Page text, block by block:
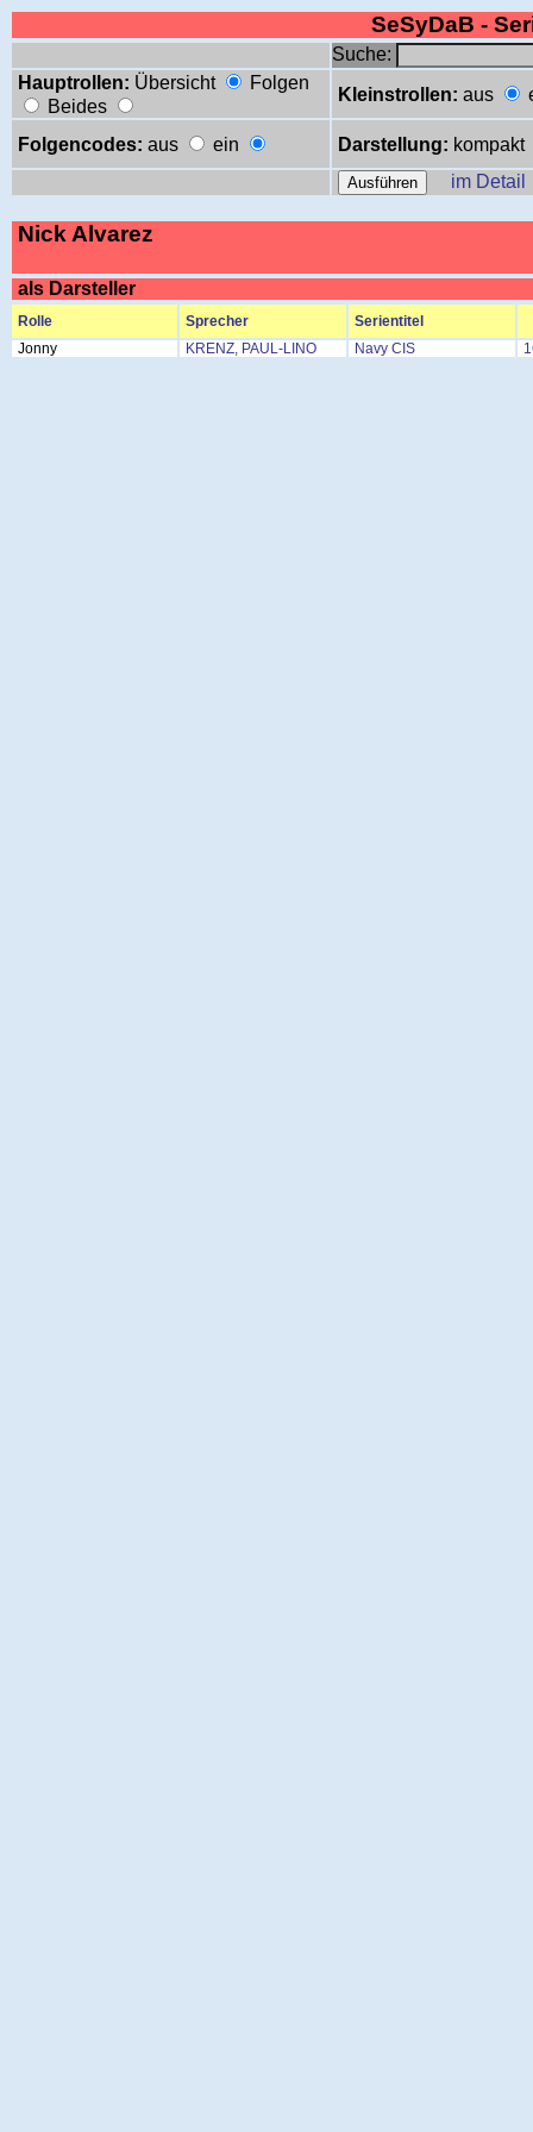
SeSyDaB -
Suche:
Hauptrollen: Übersicht
Folgen
Beides
Kleinstrollen: aus
Folgencodes: aus ein Darstellung: kompakt
im Detail
Nick Alvarez
als Darsteller
Rolle Sprecher
Serientitel
Jonny
KRENZ, PAUL-LINO Navy CIS